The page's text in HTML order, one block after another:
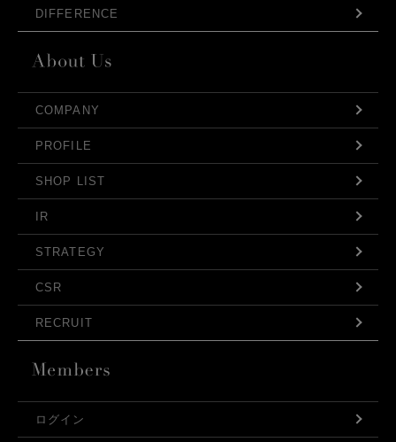
DIFFERENCE
COMPANY
PROFILE
SHOP LIST
IR
STRATEGY
CSR
RECRUIT
ログイン